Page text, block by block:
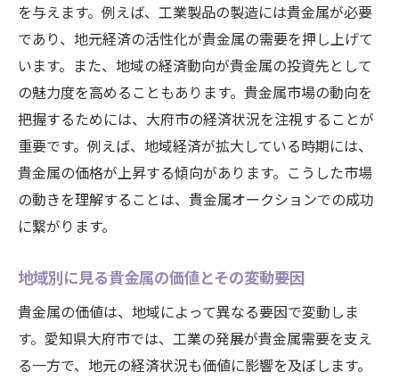
を与えます。例えば、工業製品の製造には貴金属が必要
であり、地元経済の活性化が貴金属の需要を押し上げて
います。また、地域の経済動向が貴金属の投資先として
の魅力度を高めることもあります。貴金属市場の動向を
把握するためには、大府市の経済状況を注視することが
重要です。例えば、地域経済が拡大している時期には、
貴金属の価格が上昇する傾向があります。こうした市場
の動きを理解することは、貴金属オークションでの成功
に繋がります。
地域別に見る貴金属の価値とその変動要因
貴金属の価値は、地域によって異なる要因で変動しま
す。愛知県大府市では、工業の発展が貴金属需要を支え
る一方で、地元の経済状況も価値に影響を及ぼします。